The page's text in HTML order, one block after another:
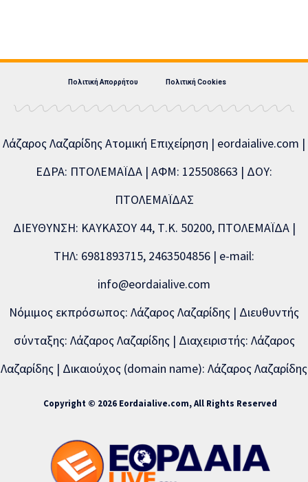
Πολιτική Απορρήτου Πολιτική Cookies
Λάζαρος Λαζαρίδης Ατομική Επιχείρηση | eordaialive.com |
ΕΔΡΑ: ΠΤΟΛΕΜΑΪΔΑ | ΑΦΜ: 125508663 | ΔΟΥ:
ΠΤΟΛΕΜΑΪΔΑΣ
ΔΙΕΥΘΥΝΣΗ: ΚΑΥΚΑΣΟΥ 44, Τ.Κ. 50200, ΠΤΟΛΕΜΑΪΔΑ |
ΤΗΛ: 6981893715, 2463504856 | e-mail:
info@eordaialive.com
Νόμιμος εκπρόσωπος: Λάζαρος Λαζαρίδης | Διευθυντής
σύνταξης: Λάζαρος Λαζαρίδης | Διαχειριστής: Λάζαρος
Λαζαρίδης | Δικαιούχος (domain name): Λάζαρος Λαζαρίδης
Copyright © 2026 Eordaialive.com, All Rights Reserved